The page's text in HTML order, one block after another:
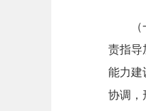
责指导
能力建
协调，